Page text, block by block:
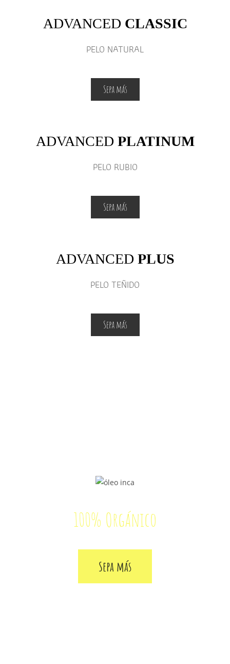
ADVANCED CLASSIC
PELO NATURAL
Sepa más
ADVANCED PLATINUM
PELO RUBIO
Sepa más
ADVANCED PLUS
PELO TEÑIDO
Sepa más
100% Orgánico
Sepa más